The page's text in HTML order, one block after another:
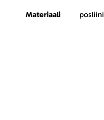
Materiaali posliini